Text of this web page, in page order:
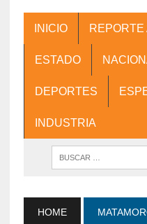
INICIO REPORTE
ESTADO
DEPORTES
INDUSTRIA
HOME